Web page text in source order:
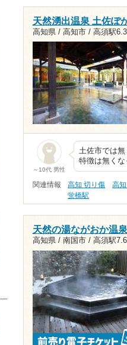
天然湧出温泉 土佐ぽ
高知県 / 高知市 / 高須駅
～10代 男性
土佐市では
特徴は無く
関連情報 高知 切り傷 高
蛍橋駅
天然の湯ながおか温泉
高知県 / 南国市 / 高須駅